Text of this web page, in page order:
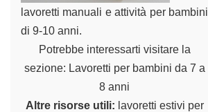
lavoretti manuali e attività per bambini
di 9-10 anni.
Potrebbe interessarti visitare la
sezione: Lavoretti per bambini da 7 a
8 anni
Altre risorse utili: lavoretti estivi per